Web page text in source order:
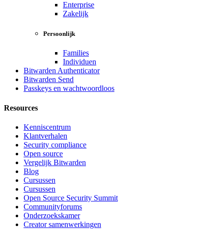
Enterprise
Zakelijk
Persoonlijk
Families
Individuen
Bitwarden Authenticator
Bitwarden Send
Passkeys en wachtwoordloos
Resources
Kenniscentrum
Klantverhalen
Security compliance
Open source
Vergelijk Bitwarden
Blog
Cursussen
Cursussen
Open Source Security Summit
Communityforums
Onderzoekskamer
Creator samenwerkingen